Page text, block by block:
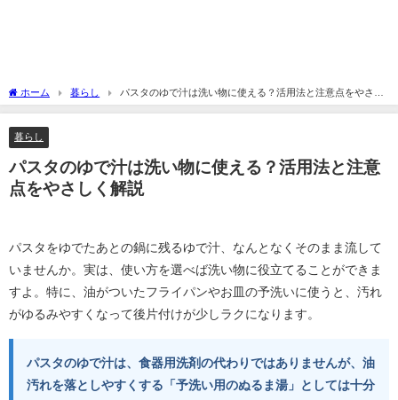
ホーム 暮らし
パスタのゆで汁は洗い物に使える？活用法と注意点をやさし
く解説
暮らし
パスタのゆで汁は洗い物に使える？活用法と注意
点をやさしく解説
パスタをゆでたあとの鍋に残るゆで汁、なんとなくそのまま流して
いませんか。実は、使い方を選べば洗い物に役立てることができま
すよ。特に、油がついたフライパンやお皿の予洗いに使うと、汚れ
がゆるみやすくなって後片付けが少しラクになります。
パスタのゆで汁は、食器用洗剤の代わりではありませんが、油
汚れを落としやすくする「予洗い用のぬるま湯」としては十分